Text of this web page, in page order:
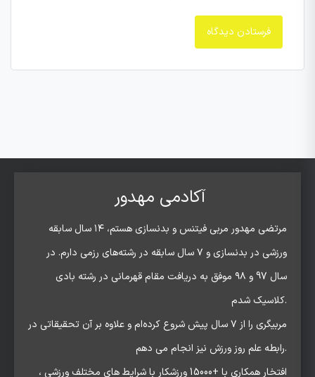
آکادمی مهدور
مرتضی مهدور مربی فیتنس و بدنسازی هستم، ۱۴ سال سابقه
ورزشی در بدنسازی و ۷ سال سابقه در رشته‌های رزمی دارم. در
سال 97 و ۹۸ موفق به دریافت مقام قهرمانی در رشته بادی
کلاسیک شدم.
مربیگری را از ۷ سال پیش شروع کرده‌ام و علاوه بر آن تحقیقاتی در
رابطه علم روز ورزش نیز انجام می دهم.
افتخار همکاری با +15000 ورزشکار با شرایط های مختلف ورزشی ،